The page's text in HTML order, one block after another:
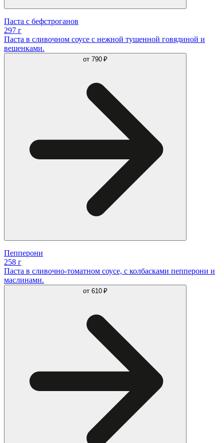
Паста с бефстроганов
297 г
Паста в сливочном соусе с нежной тушенной говядиной и
вешенками.
от 790 ₽
Пепперони
258 г
Паста в сливочно-томатном соусе, с колбасками пепперони и
маслинами.
от 610 ₽